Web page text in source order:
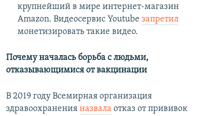
крупнейший в мире интернет-магазин
Amazon. Видеосервис Youtube запретил
монетизировать такие видео.
Почему началась борьба с людьми,
отказывающимися от вакцинации
В 2019 году Всемирная организация
здравоохранения назвала отказ от прививок